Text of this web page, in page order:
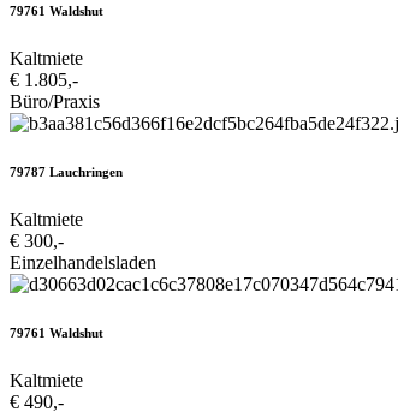
79761 Waldshut
Kaltmiete
€ 1.805,-
Büro/Praxis
79787 Lauchringen
Kaltmiete
€ 300,-
Einzelhandelsladen
79761 Waldshut
Kaltmiete
€ 490,-